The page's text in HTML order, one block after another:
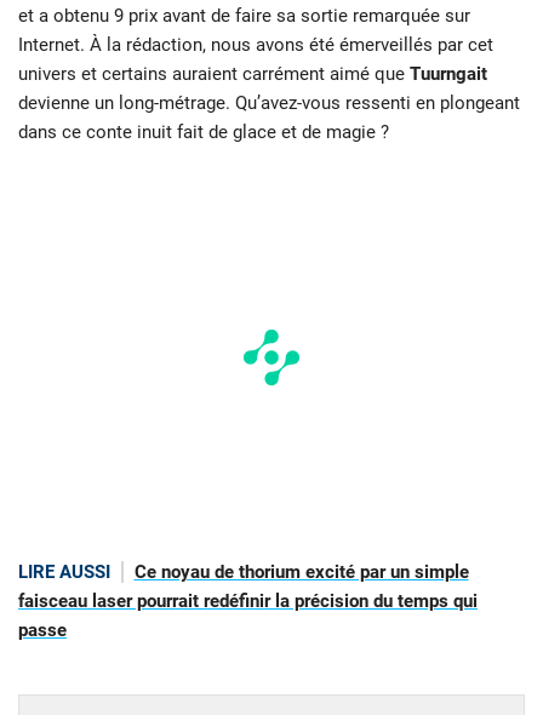
et a obtenu 9 prix avant de faire sa sortie remarquée sur
Internet. À la rédaction, nous avons été émerveillés par cet
univers et certains auraient carrément aimé que Tuurngait
devienne un long-métrage. Qu’avez-vous ressenti en plongeant
dans ce conte inuit fait de glace et de magie ?
LIRE AUSSI
Ce noyau de thorium excité par un simple
faisceau laser pourrait redéfinir la précision du temps qui
passe